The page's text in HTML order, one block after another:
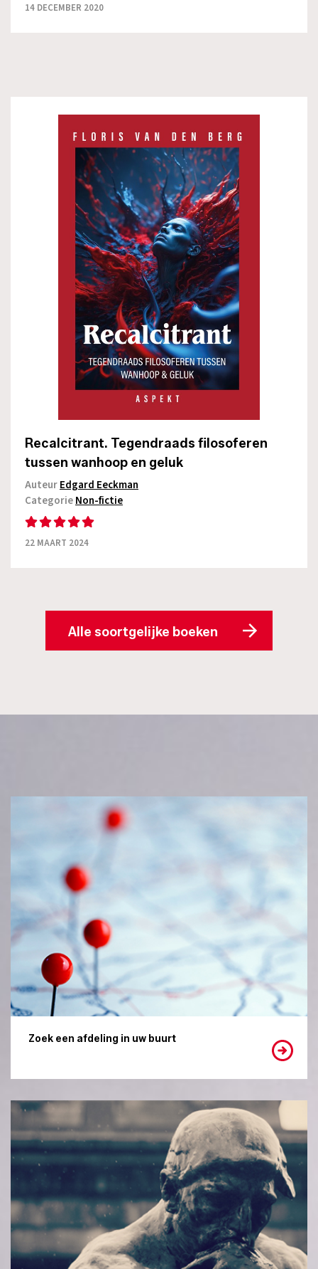
14 DECEMBER 2020
Recalcitrant. Tegendraads filosoferen
tussen wanhoop en geluk
AuteurEdgard Eeckman
CategorieNon-fictie
22 MAART 2024
Alle soortgelijke boeken
Zoek een afdeling in uw buurt